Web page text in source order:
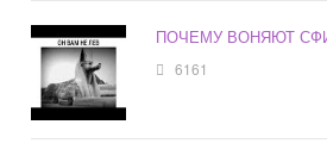
ПОЧЕМУ ВОНЯЮТ
6161